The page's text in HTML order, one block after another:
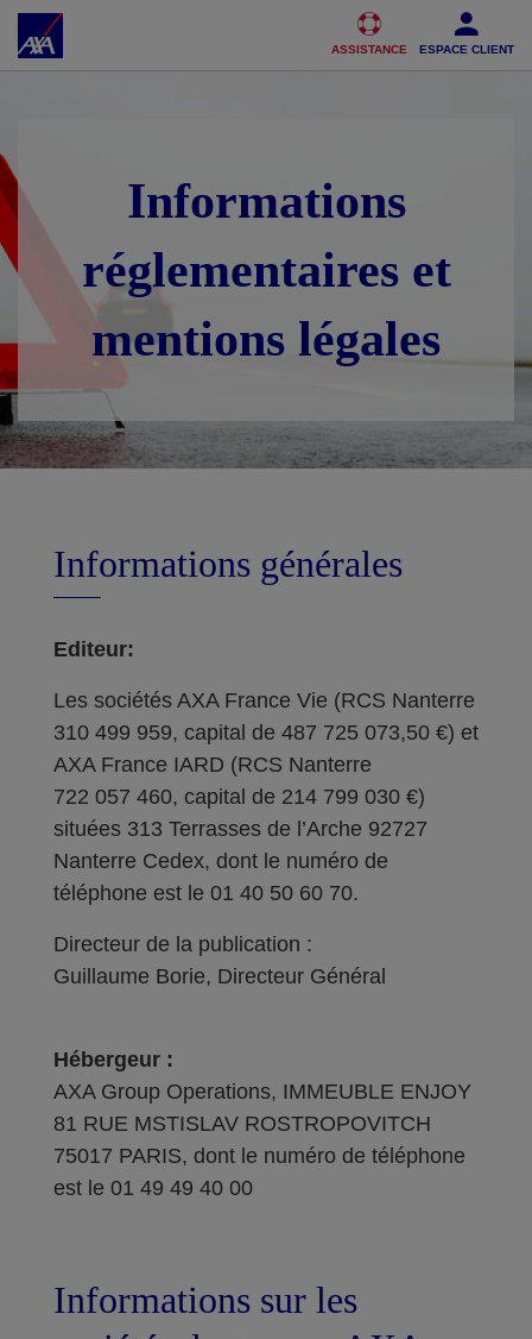
Accéder au Contenu Accéder au Pied de page
ASSISTANCE ESPACE CLIENT
Informations
réglementaires et
mentions légales
Informations générales
Editeur:
Les sociétés AXA France Vie (RCS Nanterre
310 499 959, capital de 487 725 073,50 €) et
AXA France IARD (RCS Nanterre
722 057 460, capital de 214 799 030 €)
situées 313 Terrasses de l’Arche 92727
Nanterre Cedex, dont le numéro de
téléphone est le 01 40 50 60 70.
Directeur de la publication :
Guillaume Borie, Directeur Général
Hébergeur :
AXA Group Operations, IMMEUBLE ENJOY
81 RUE MSTISLAV ROSTROPOVITCH
75017 PARIS, dont le numéro de téléphone
est le 01 49 49 40 00
Informations sur les